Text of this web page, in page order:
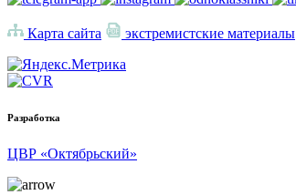
Карта сайта экстремистские материалы
Разработка
ЦВР «Октябрьский»